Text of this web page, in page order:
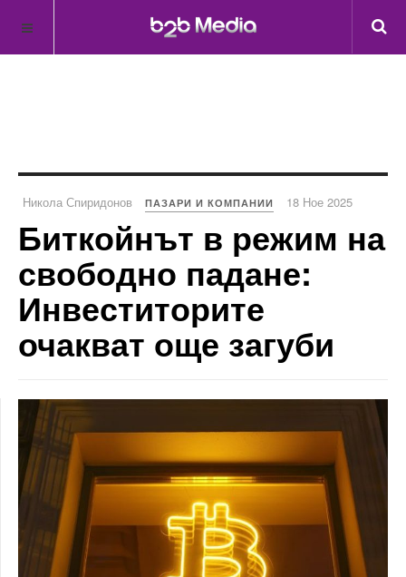
Никола Спиридонов ПАЗАРИ И КОМПАНИИ 18 Ное 2025
Биткойнът в режим на
свободно падане:
Инвеститорите
очакват още загуби